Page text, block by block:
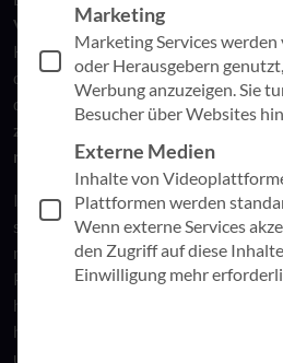
Vorstand Frank Roth
Karlsruhe ist. Darin formuliert er
die Rolle von Künstlicher
der Region:
„Wir wollen den IHK
zur Vorreiterregion für
machen – schnell, pragmatisch
Im Fokus steht dabei vor allem die
soll Unternehmen spürbar
machen und die
Produktion, Vertrieb, Service oder
hebt Frank Roth die besondere
hervor: ein enges Zusammenspiel
und Netzwerken, das ideale
Marketing
Marketing Services
oder Herausgebern
Werbung anzuzeigen. Sie
Besucher über Websites
Externe Medien
Inhalte von
Plattformen werden
Wenn externe Services
den Zugriff auf diese
Einwilligung mehr